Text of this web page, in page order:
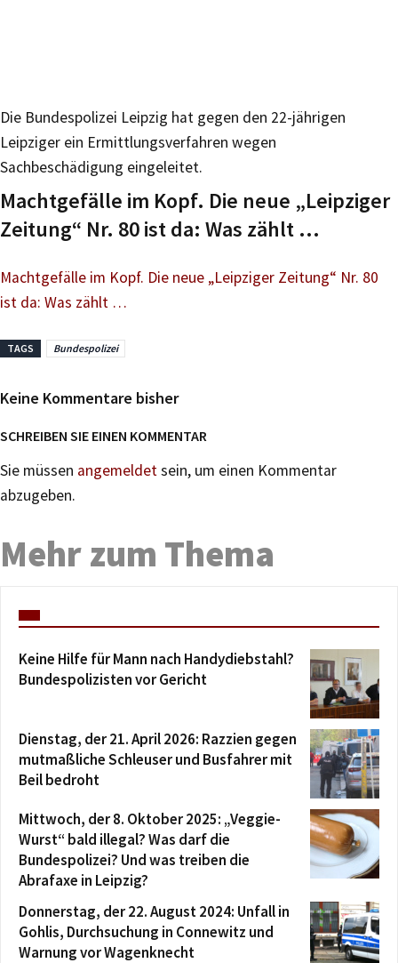
Die Bundespolizei Leipzig hat gegen den 22-jährigen
Leipziger ein Ermittlungsverfahren wegen
Sachbeschädigung eingeleitet.
Machtgefälle im Kopf. Die neue „Leipziger
Zeitung“ Nr. 80 ist da: Was zählt …
Machtgefälle im Kopf. Die neue „Leipziger Zeitung“ Nr. 80
ist da: Was zählt …
TAGS Bundespolizei
Keine Kommentare bisher
SCHREIBEN SIE EINEN KOMMENTAR
Sie müssen angemeldetsein, um einen Kommentar
abzugeben.
Mehr zum Thema
Keine Hilfe für Mann nach Handydiebstahl?
Bundespolizisten vor Gericht
Dienstag, der 21. April 2026: Razzien gegen
mutmaßliche Schleuser und Busfahrer mit
Beil bedroht
Mittwoch, der 8. Oktober 2025: „Veggie-
Wurst“ bald illegal? Was darf die
Bundespolizei? Und was treiben die
Abrafaxe in Leipzig?
Donnerstag, der 22. August 2024: Unfall in
Gohlis, Durchsuchung in Connewitz und
Warnung vor Wagenknecht